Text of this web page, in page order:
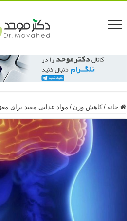
خانه / کاهش وزن / مواد غذایی مفید برای مغز